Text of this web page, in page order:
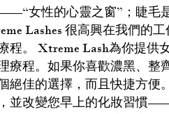
女性的心靈之窗”；睫
Lashes 很高興在我們的
程。 Xtreme Lash為你提供
療程。如果你喜歡濃黑、整
絕佳的選擇，而且快捷方便
並改變您早上的化妝習慣